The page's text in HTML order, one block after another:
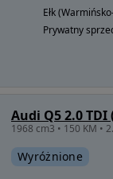
Ełk
Prywatny
Audi Q5 2.0
Wyróżnione